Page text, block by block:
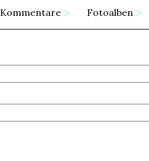
Kommentare Fotoalben